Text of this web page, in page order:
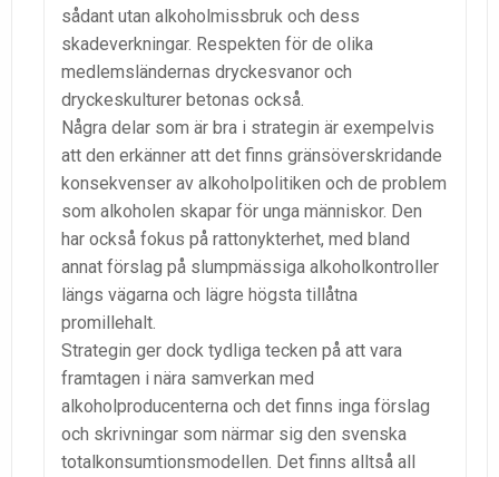
sådant utan alkoholmissbruk och dess
skadeverkningar. Respekten för de olika
medlemsländernas dryckesvanor och
dryckeskulturer betonas också.
Några delar som är bra i strategin är exempelvis
att den erkänner att det finns gränsöverskridande
konsekvenser av alkoholpolitiken och de problem
som alkoholen skapar för unga människor. Den
har också fokus på rattonykterhet, med bland
annat förslag på slumpmässiga alkoholkontroller
längs vägarna och lägre högsta tillåtna
promillehalt.
Strategin ger dock tydliga tecken på att vara
framtagen i nära samverkan med
alkoholproducenterna och det finns inga förslag
och skrivningar som närmar sig den svenska
totalkonsumtionsmodellen. Det finns alltså all